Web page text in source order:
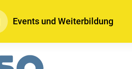
Events und Weiterbildung